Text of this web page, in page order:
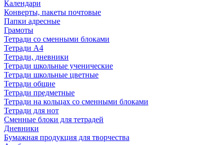
Календари
Конверты, пакеты почтовые
Папки адресные
Грамоты
Тетради со сменными блоками
Тетради А4
Тетради, дневники
Тетради школьные ученические
Тетради школьные цветные
Тетради общие
Тетради предметные
Тетради на кольцах со сменными блоками
Тетради для нот
Сменные блоки для тетрадей
Дневники
Бумажная продукция для творчества